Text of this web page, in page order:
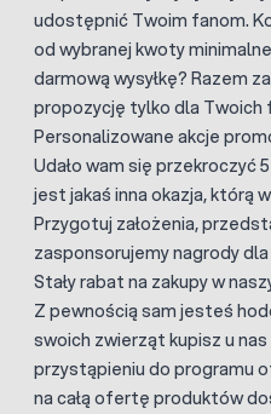
udostępnić Twoim fanom.
od wybranej kwoty
darmową wysyłkę? Razem
propozycję tylko dla Twoich
Personalizowane akcje
Udało wam się przekroczyć
jest jakaś inna okazja, którą
Przygotuj założenia,
zasponsorujemy nagrody
Stały rabat na zakupy w
Z pewnością sam jesteś
swoich zwierząt kupisz u nas
przystąpieniu do programu
na całą ofertę produktów